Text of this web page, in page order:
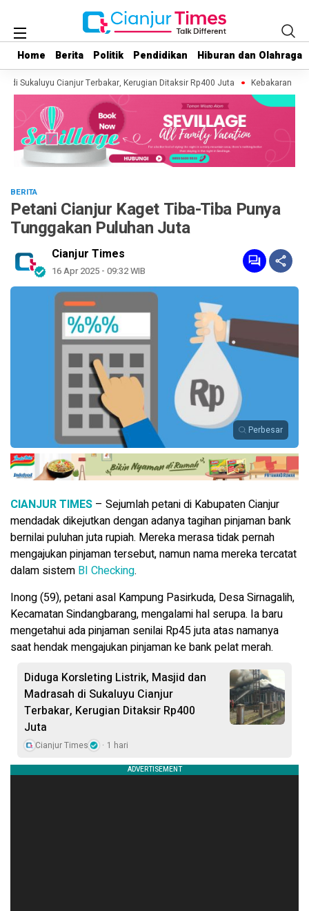
Home Berita Politik Pendidikan Hiburan dan Olahraga
Home Berita Politik Pendidikan Hiburan dan Olahraga
Sukaluyu Cianjur Terbakar, Kerugian Ditaksir Rp400 Juta Kebakaran
BERITA
Petani Cianjur Kaget Tiba-Tiba Punya
Tunggakan Puluhan Juta
Cianjur Times
16 Apr 2025 - 09:32 WIB
Perbesar
CIANJUR TIMES – Sejumlah petani di Kabupaten Cianjur
mendadak dikejutkan dengan adanya tagihan pinjaman bank
bernilai puluhan juta rupiah. Mereka merasa tidak pernah
mengajukan pinjaman tersebut, namun nama mereka tercatat
dalam sistem BI Checking.
Inong (59), petani asal Kampung Pasirkuda, Desa Sirnagalih,
Kecamatan Sindangbarang, mengalami hal serupa. Ia baru
mengetahui ada pinjaman senilai Rp45 juta atas namanya
saat hendak mengajukan pinjaman ke bank pelat merah.
Diduga Korsleting Listrik, Masjid dan
Madrasah di Sukaluyu Cianjur
Terbakar, Kerugian Ditaksir Rp400
Juta
Cianjur Times 1 hari